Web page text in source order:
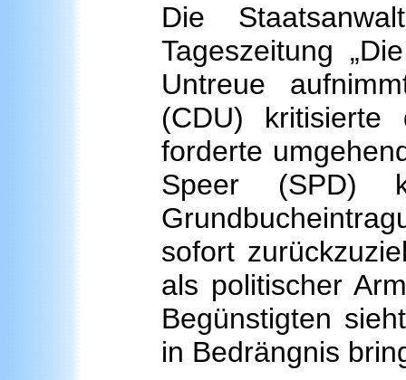
Die
Tageszeitung
Untreue
(CDU) kritisierte
forderte
Speer (SPD)
sofort
als politischer
Begünstigten
in Bedrängnis